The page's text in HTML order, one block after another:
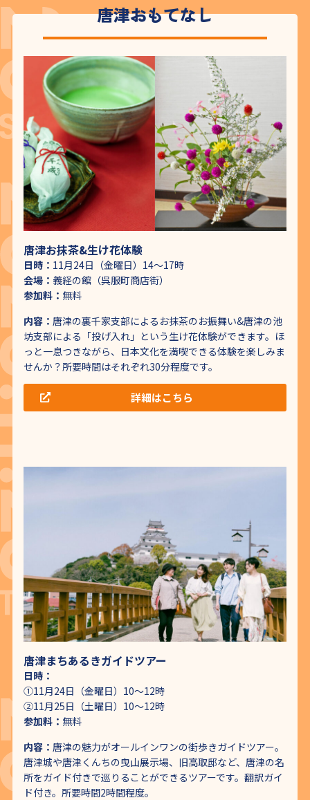
唐津おもてなし
唐津お抹茶&生け花体験
日時： 11月24日（金曜日）14～17時
会場： 義経の館（呉服町商店街）
参加料： 無料
内容： 唐津の裏千家支部によるお抹茶のお振舞い&唐津の池
坊支部による「投げ入れ」という生け花体験ができます。ほ
っと一息つきながら、日本文化を満喫できる体験を楽しみま
せんか？所要時間はそれぞれ30分程度です。
詳細はこちら
唐津まちあるきガイドツアー
日時：
①11月24日（金曜日）10～12時
②11月25日（土曜日）10～12時
参加料： 無料
内容： 唐津の魅力がオールインワンの街歩きガイドツアー。
唐津城や唐津くんちの曳山展示場、旧高取邸など、唐津の名
所をガイド付きで巡りることができるツアーです。翻訳ガイ
ド付き。所要時間2時間程度。